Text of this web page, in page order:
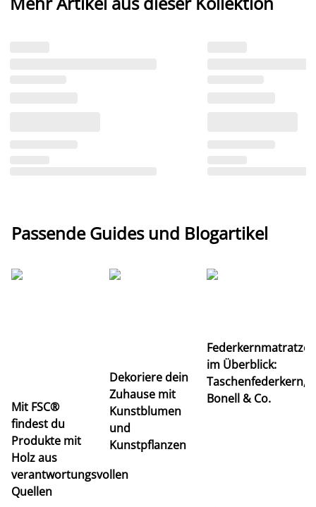
Passende Guides und Blogartikel
Mit FSC®
findest du
Produkte mit
Holz aus
verantwortungsvollen
Quellen
Dekoriere dein
Zuhause mit
Kunstblumen
und
Kunstpflanzen
im Überblick:
Taschenfederkern,
Bonell & Co.